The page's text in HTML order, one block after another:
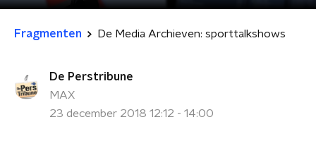
Fragmenten De Media Archieven: sporttalkshows
De Perstribune
MAX
23 december 2018 12:12 - 14:00